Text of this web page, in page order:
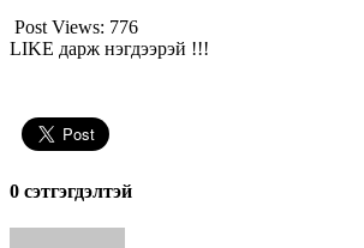
Post Views: 776
LIKE дарж нэгдээрэй !!!
0 cэтгэгдэлтэй